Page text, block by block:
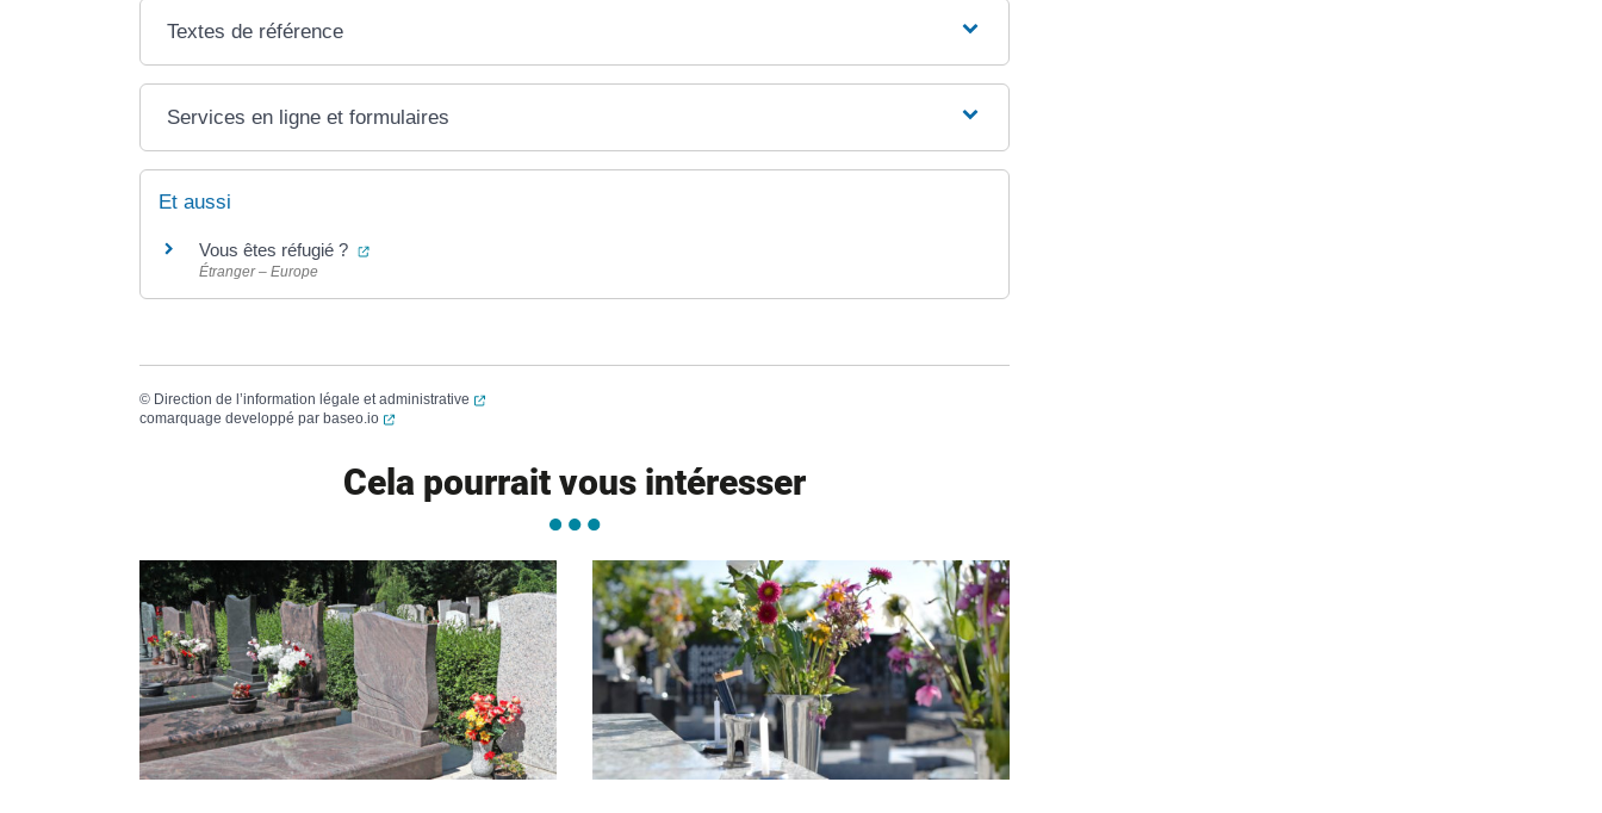
Textes de référence
Services en ligne et formulaires
Et aussi
Vous êtes réfugié ? (ouverture dans un nouvel onglet)
Étranger – Europe
© Direction de l’information légale et administrative
(ouverture dans un nouvel onglet)
comarquage developpé par baseo.io (ouverture dans un nouvel onglet)
Cela pourrait vous intéresser